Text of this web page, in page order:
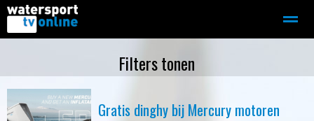
Motorboot-sloep Adverteren
Home Contact Bellen Zoeken
Filters tonen
Gratis dinghy bij Mercury motoren